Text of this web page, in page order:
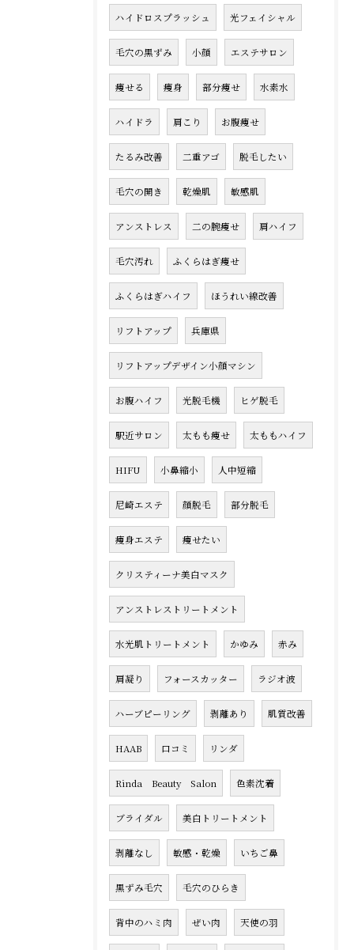
ハイドロスプラッシュ 光フェイシャル
毛穴の黒ずみ 小顔 エステサロン
痩せる 痩身 部分痩せ 水素水
ハイドラ 肩こり お腹痩せ
たるみ改善 二重アゴ 脱毛したい
毛穴の開き 乾燥肌 敏感肌
アンストレス 二の腕痩せ 肩ハイフ
毛穴汚れ ふくらはぎ痩せ
ふくらはぎハイフ ほうれい線改善
リフトアップ 兵庫県
リフトアップデザイン小顔マシン
お腹ハイフ 光脱毛機 ヒゲ脱毛
駅近サロン 太もも痩せ 太ももハイフ
HIFU 小鼻縮小 人中短縮
尼崎エステ 顔脱毛 部分脱毛
痩身エステ 痩せたい
クリスティーナ美白マスク
アンストレストリートメント
水光肌トリートメント かゆみ 赤み
肩凝り フォースカッター ラジオ波
ハーブピーリング 剥離あり 肌質改善
HAAB 口コミ リンダ
Rinda Beauty Salon 色素沈着
ブライダル 美白トリートメント
剥離なし 敏感・乾燥 いちご鼻
黒ずみ毛穴 毛穴のひらき
背中のハミ肉 ぜい肉 天使の羽